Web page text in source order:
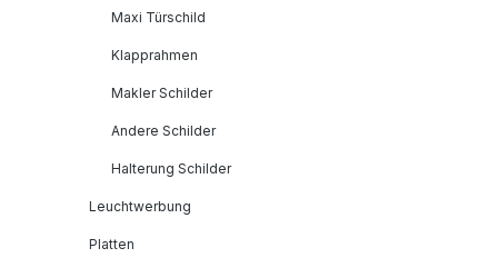
Maxi Türschild
Klapprahmen
Makler Schilder
Andere Schilder
Halterung Schilder
Leuchtwerbung
Platten